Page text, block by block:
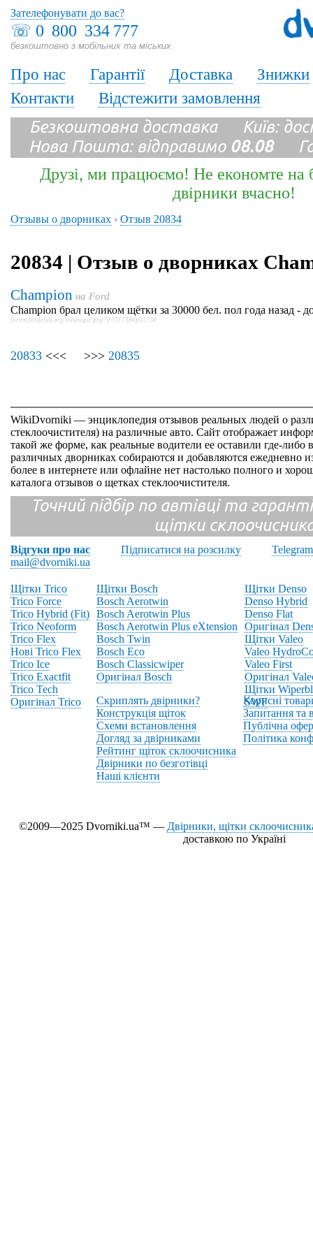
☏ 0 800 334 777
безкоштовно з мобільних та міських
Зателефонувати до вас?
Про нас Гарантії Доставка
Знижки
Контакти
Відстежити замовлення
Безкоштовна доставка Київ:
Нова Пошта: відправимо 08.08
Друзі, ми працюємо! Не економте на
двірники вчасно!
Отзывы о дворниках › Отзыв 20834
20834 | Отзыв о дворниках
Champion на Ford
Champion брал целиком щётки за 30000 бел. пол года назад -
forum.fordclub.org/viewtopic.php?p=31738#p31738
20833 <<< >>> 20835
WikiDvorniki — энциклопедия отзывов реальных людей о
стеклоочистителя) на различные авто. Сайт отображает
такой же форме, как реальные водители ее оставили где-либо
различных дворниках собираются и добавляются ежедневно
более в интернете или офлайне нет настолько полного и
каталога отзывов о щетках стеклоочистителя.
Точний підбір по автівці та
щітки
Відгуки про нас Підписатися на розсилку
Telegram
mail@dvorniki.ua
Щітки Trico
Trico Force
Trico Hybrid (Fit)
Trico Neoform
Trico Flex
Нові Trico Flex
Trico Ice
Trico Exactfit
Trico Tech
Оригінал Trico
Щітки Bosch
Bosch Aerotwin
Bosch Aerotwin Plus
Bosch Aerotwin Plus eXtension
Bosch Twin
Bosch Eco
Bosch Classicwiper
Оригінал Bosch
Щітки Denso
Denso Hybrid
Denso Flat
Оригінал
Щітки Valeo
Valeo
Valeo First
Оригінал
Щітки
SWF
Скриплять двірники?
Конструкція щіток
Схеми встановлення
Догляд за двірниками
Рейтинг щіток склоочисника
Двірники по безготівці
Наші клієнти
Корисні
Запитання та
Публічна
Політика
©2009—2025 Dvorniki.ua™ — Двірники, щітки
доставкою по Україні